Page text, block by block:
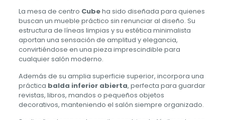
La mesa de centro Cubeha sido diseñada para quienes
buscan un mueble práctico sin renunciar al diseño. Su
estructura de líneas limpias y su estética minimalista
aportan una sensación de amplitud y elegancia,
convirtiéndose en una pieza imprescindible para
cualquier salón moderno.
Además de su amplia superficie superior, incorpora una
práctica balda inferior abierta, perfecta para guardar
revistas, libros, mandos o pequeños objetos
decorativos, manteniendo el salón siempre organizado.